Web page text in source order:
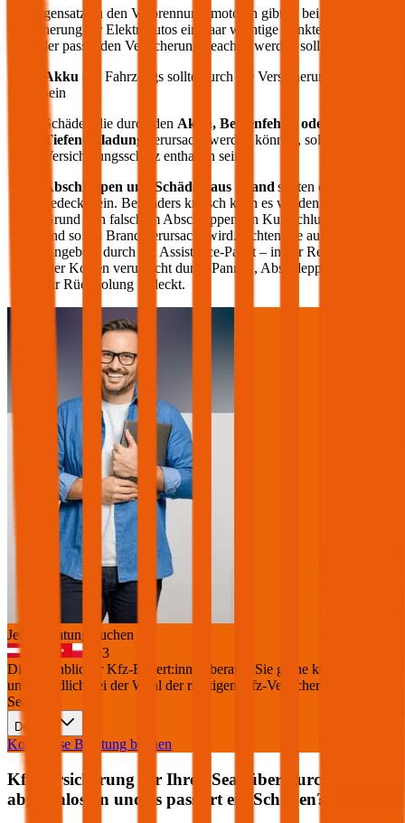
Im Gegensatz zu den Verbrennungsmotoren gibt es bei der
Versicherung für Elektroautos ein paar wichtige Punkte, die bei der
Wahl der passenden Versicherung beachtet werden sollten:
Akku des Fahrzeugs sollte durch die Versicherung gedeckt
sein
Schäden die durch den Akku, Bedienfehler oder
Tiefenentladung
verursacht werden können, sollten im
Versicherungsschutz enthalten sein
Abschleppen und Schäden aus Brand sollten ebenfalls
gedeckt sein. Besonders kritisch kann es werden, wenn auf
Grund von falschem Abschleppen ein Kurzschluss entsteht
und so ein Brand verursacht wird. Achten Sie auch auf die
Angebote durch ein Assistance-Paket – in der Regel werden
hier Kosten verursacht durch Pannen, Abschleppen oder auch
für Rückholung gedeckt.
Jetzt Beratung buchen
+3
Die durchblicker Kfz-Expert:innen beraten Sie gerne kostenlos &
unverbindlich bei der Wahl der richtigen Kfz-Versicherung für Ihren
Seat
Deutsch
Kostenlose Beratung buchen
Kfz Versicherung für Ihren Seat
über durchblicker
abgeschlossen und es passiert ein Schaden?